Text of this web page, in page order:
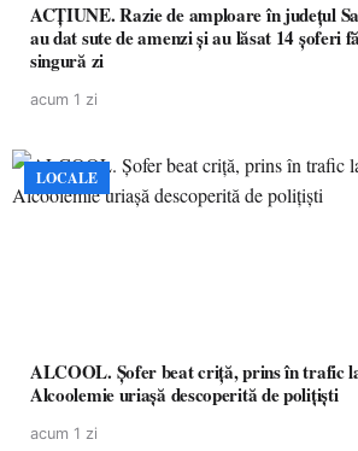
ACȚIUNE. Razie de amploare în județul
au dat sute de amenzi și au lăsat 14 șoferi
singură zi
acum 1 zi
LOCALE
ALCOOL. Șofer beat criță, prins în trafic
Alcoolemie uriașă descoperită de polițiști
acum 1 zi